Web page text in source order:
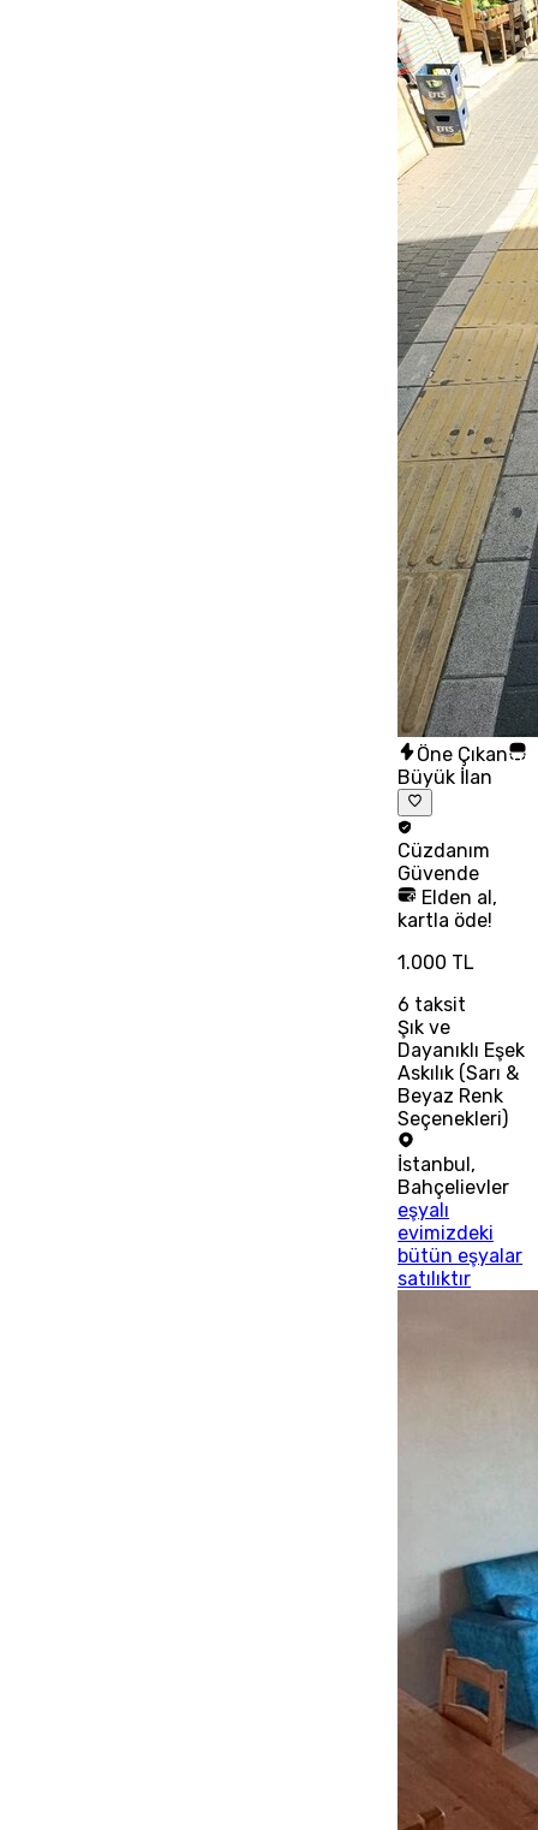
Öne Çıkan
Büyük İlan
Cüzdanım
Güvende
Elden al,
kartla öde!
1.000 TL
6 taksit
Şık ve
Dayanıklı Eşek
Askılık (Sarı &
Beyaz Renk
Seçenekleri)
İstanbul,
Bahçelievler
eşyalı
evimizdeki
bütün eşyalar
satılıktır